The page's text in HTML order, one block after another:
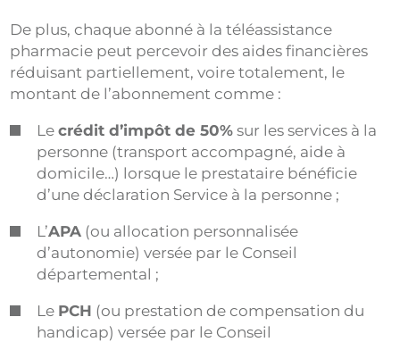
De plus, chaque abonné à la téléassistance
pharmacie peut percevoir des aides financières
réduisant partiellement, voire totalement, le
montant de l’abonnement comme :
Lecrédit d’impôt de 50% sur les services à la
personne (transport accompagné, aide à
domicile…) lorsque le prestataire bénéficie
d’une déclaration Service à la personne ;
L’APA (ou allocation personnalisée
d’autonomie) versée par le Conseil
départemental ;
Le PCH (ou prestation de compensation du
handicap) versée par le Conseil